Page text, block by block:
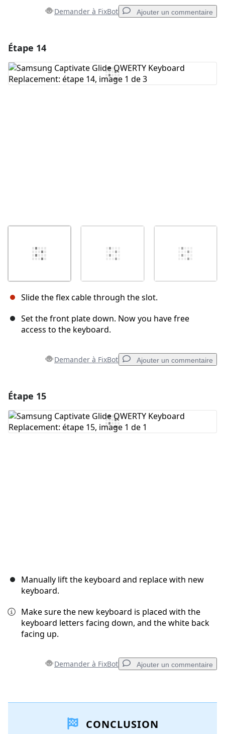
Demander à FixBot Ajouter un commentaire
Ajouter un commentaire
Étape 14
Slide the flex cable through the slot.
Set the front plate down. Now you have free
access to the keyboard.
Demander à FixBot Ajouter un commentaire
Ajouter un commentaire
Étape 15
Manually lift the keyboard and replace with new
keyboard.
Make sure the new keyboard is placed with the
keyboard letters facing down, and the white back
facing up.
Demander à FixBot Ajouter un commentaire
Ajouter un commentaireCONCLUSION